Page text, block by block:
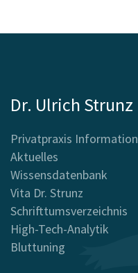
Dr. Ulrich Strunz
Privatpraxis Information
Aktuelles
Wissensdatenbank
Vita Dr. Strunz
Schrifttumsverzeichnis
High-Tech-Analytik
Bluttuning